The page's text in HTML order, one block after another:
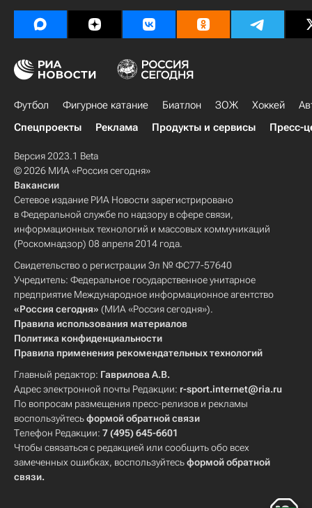
Футбол Фигурное катание Биатлон ЗОЖ Хоккей
Спецпроекты
Реклама Продукты и сервисы Пресс-
Версия 2023.1 Beta
© 2026 МИА «Россия сегодня»
Вакансии
Сетевое издание РИА Новости зарегистрировано
в Федеральной службе по надзору в сфере связи,
информационных технологий и массовых коммуникаций
(Роскомнадзор) 08 апреля 2014 года.
Свидетельство о регистрации Эл № ФС77-57640
Учредитель: Федеральное государственное унитарное
предприятие Международное информационное агентство
«Россия сегодня» (МИА «Россия сегодня»).
Правила использования материалов
Политика конфиденциальности
Правила применения рекомендательных технологий
Главный редактор: Гаврилова А.В.
Адрес электронной почты Редакции: r-sport.internet@ria.ru
По вопросам размещения пресс-релизов и рекламы
воспользуйтесьформой обратной связи
Телефон Редакции: 7 (495) 645-6601
Чтобы связаться с редакцией или сообщить обо всех
замеченных ошибках, воспользуйтесьформой обратной
связи.